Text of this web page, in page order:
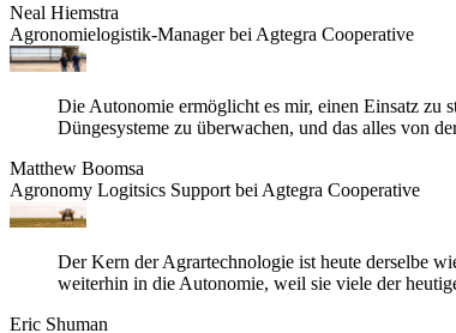
Neal Hiemstra
Agronomielogistik-Manager bei Agtegra Cooperative
Die Autonomie ermöglicht es mir, einen Einsatz zu
Düngesysteme zu überwachen, und das alles von
Matthew Boomsa
Agronomy Logitsics Support bei Agtegra Cooperative
Der Kern der Agrartechnologie ist heute derselbe
weiterhin in die Autonomie, weil sie viele der
Eric Shuman